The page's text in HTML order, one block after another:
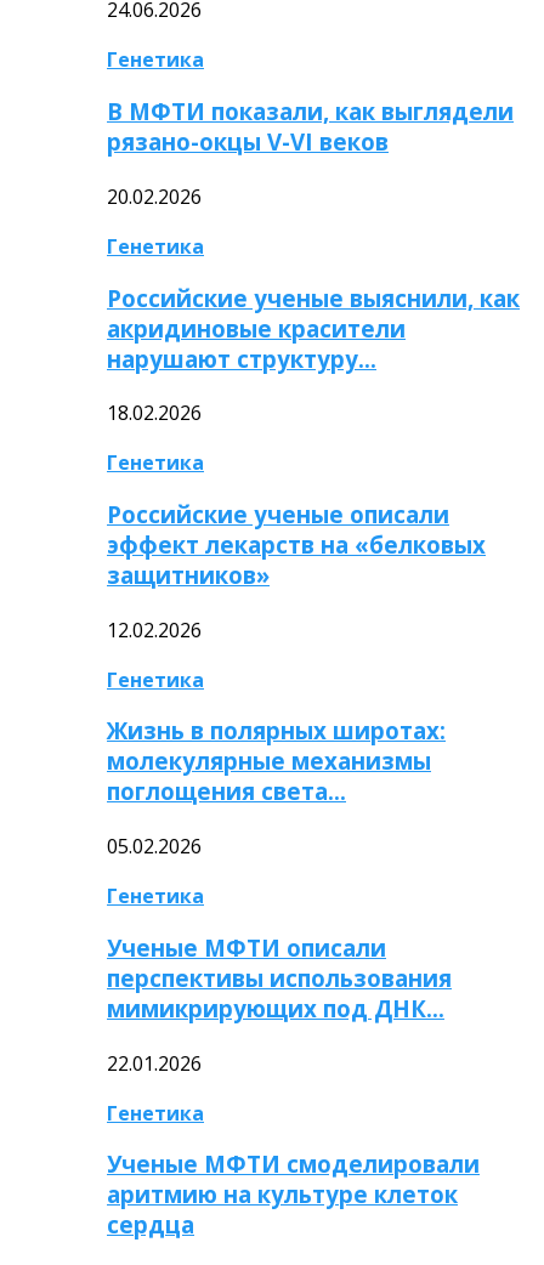
24.06.2026
Генетика
В МФТИ показали, как выглядели
рязано-окцы V-VI веков
20.02.2026
Генетика
Российские ученые выяснили, как
акридиновые красители
нарушают структуру…
18.02.2026
Генетика
Российские ученые описали
эффект лекарств на «белковых
защитников»
12.02.2026
Генетика
Жизнь в полярных широтах:
молекулярные механизмы
поглощения света…
05.02.2026
Генетика
Ученые МФТИ описали
перспективы использования
мимикрирующих под ДНК…
22.01.2026
Генетика
Ученые МФТИ смоделировали
аритмию на культуре клеток
сердца